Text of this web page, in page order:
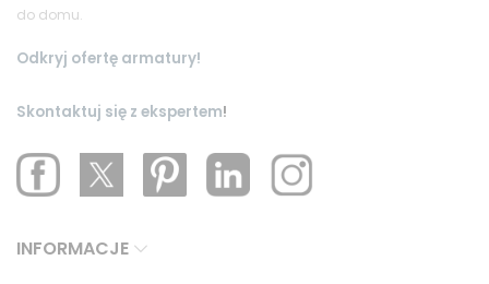
do domu.
Odkryj ofertę armatury!
Skontaktuj się z ekspertem!
INFORMACJE